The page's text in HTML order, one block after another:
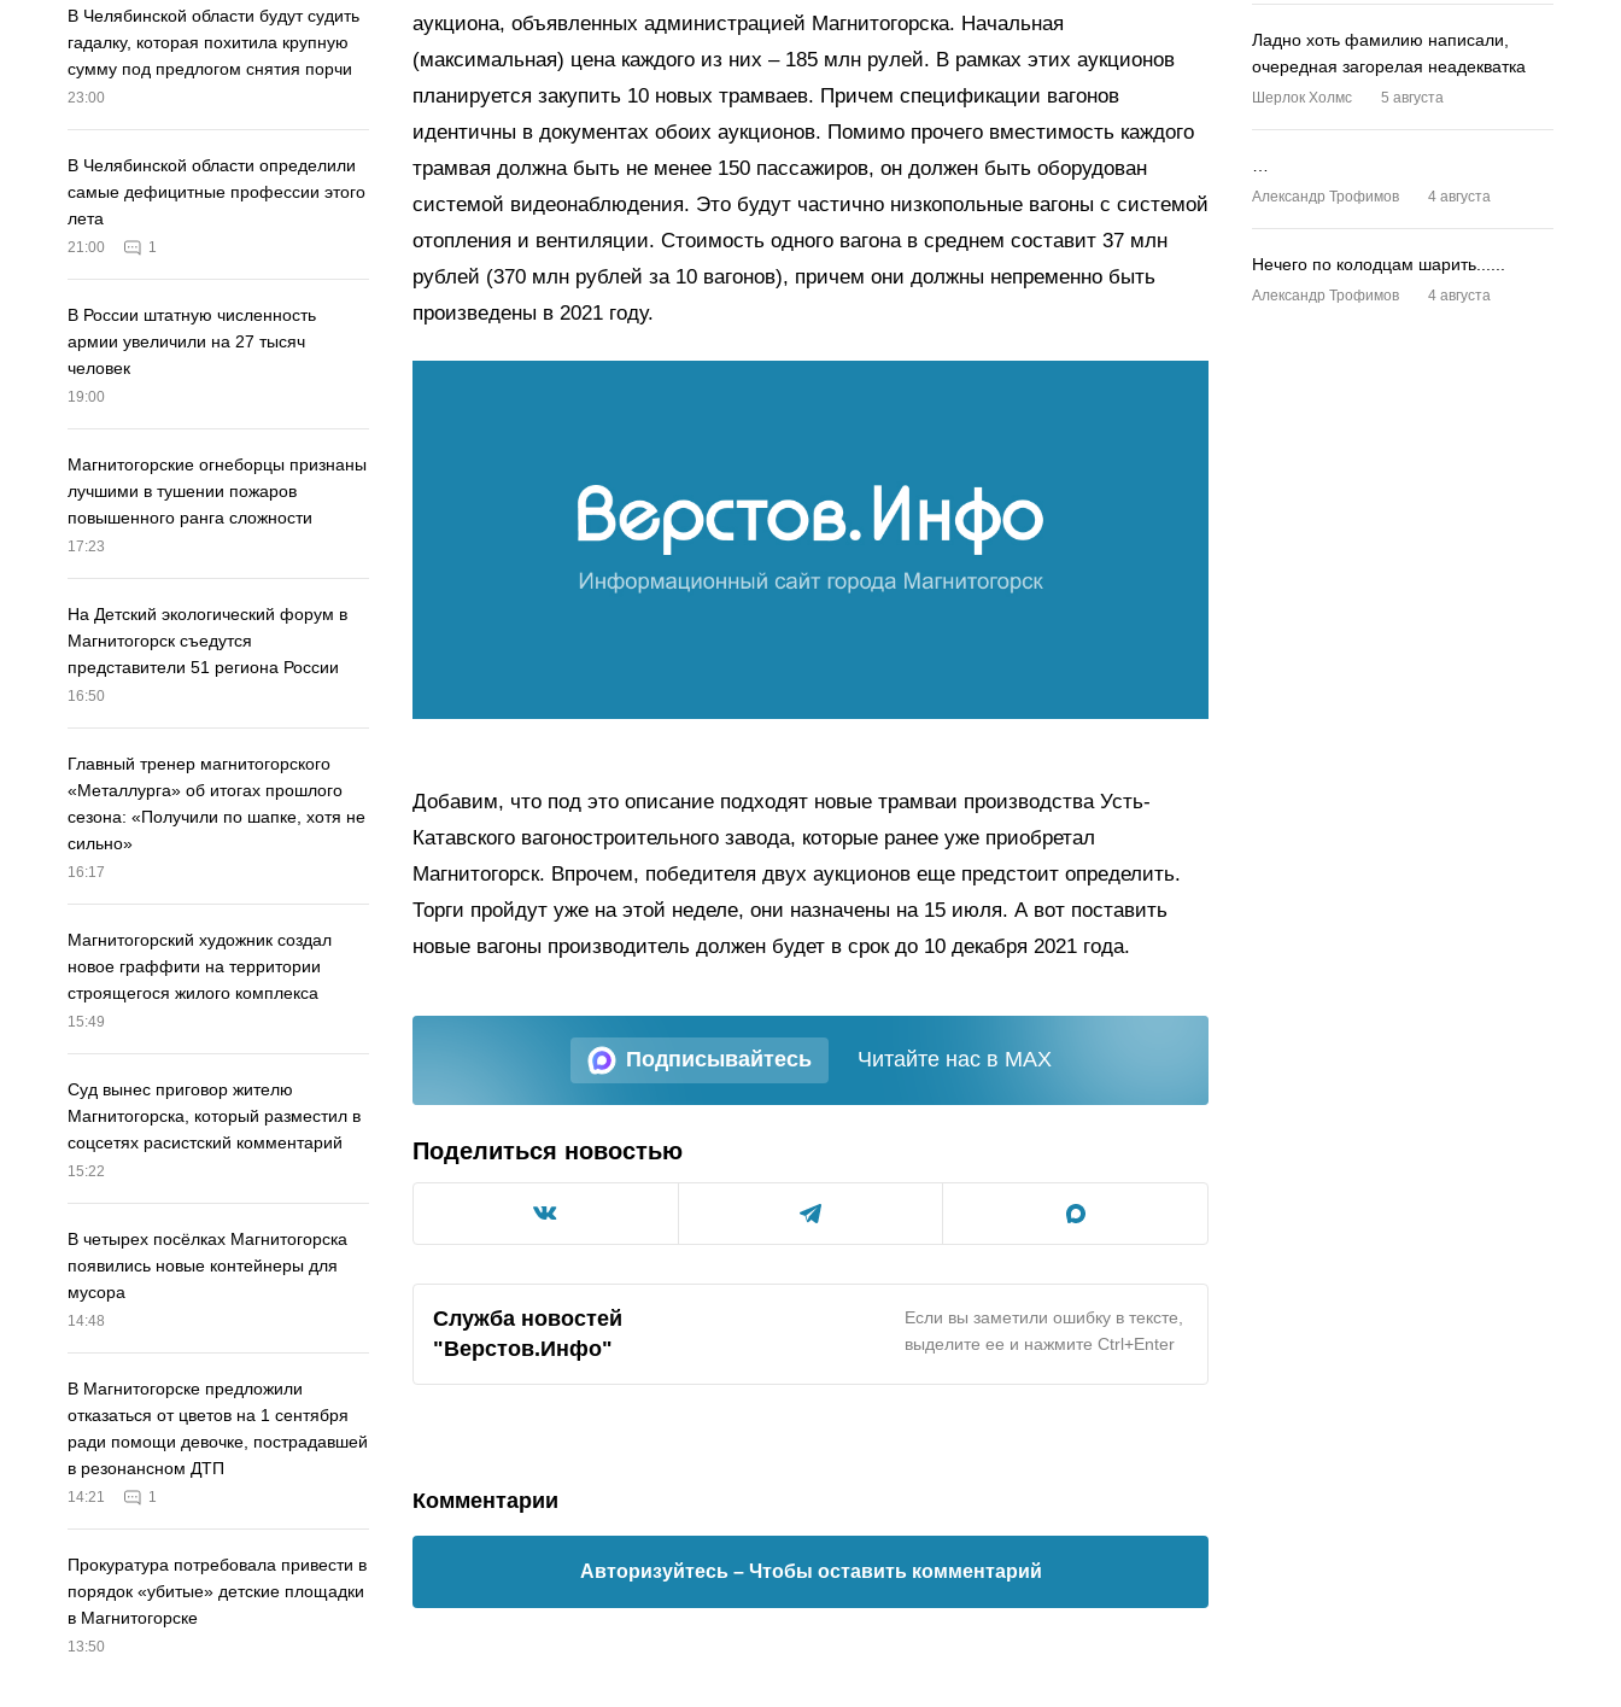
В Челябинской области будут судить
гадалку, которая похитила крупную
сумму под предлогом снятия порчи
23:00
В Челябинской области определили
самые дефицитные профессии этого
лета
21:00 1
В России штатную численность
армии увеличили на 27 тысяч
человек
19:00
Магнитогорские огнеборцы признаны
лучшими в тушении пожаров
повышенного ранга сложности
17:23
На Детский экологический форум в
Магнитогорск съедутся
представители 51 региона России
16:50
Главный тренер магнитогорского
«Металлурга» об итогах прошлого
сезона: «Получили по шапке, хотя не
сильно»
16:17
Магнитогорский художник создал
новое граффити на территории
строящегося жилого комплекса
15:49
Суд вынес приговор жителю
Магнитогорска, который разместил в
соцсетях расистский комментарий
15:22
В четырех посёлках Магнитогорска
появились новые контейнеры для
мусора
14:48
В Магнитогорске предложили
отказаться от цветов на 1 сентября
ради помощи девочке, пострадавшей
в резонансном ДТП
14:21 1
Прокуратура потребовала привести в
порядок «убитые» детские площадки
в Магнитогорске
13:50
аукциона, объявленных администрацией Магнитогорска. Начальная
(максимальная) цена каждого из них – 185 млн рулей. В рамках этих аукционов
планируется закупить 10 новых трамваев. Причем спецификации вагонов
идентичны в документах обоих аукционов. Помимо прочего вместимость каждого
трамвая должна быть не менее 150 пассажиров, он должен быть оборудован
системой видеонаблюдения. Это будут частично низкопольные вагоны с системой
отопления и вентиляции. Стоимость одного вагона в среднем составит 37 млн
рублей (370 млн рублей за 10 вагонов), причем они должны непременно быть
произведены в 2021 году.
Добавим, что под это описание подходят новые трамваи производства Усть-
Катавского вагоностроительного завода, которые ранее уже приобретал
Магнитогорск. Впрочем, победителя двух аукционов еще предстоит определить.
Торги пройдут уже на этой неделе, они назначены на 15 июля. А вот поставить
новые вагоны производитель должен будет в срок до 10 декабря 2021 года.
Подписывайтесь Читайте нас в MAX
Поделиться новостью
Служба новостей
"Верстов.Инфо"
Если вы заметили ошибку в тексте,
выделите ее и нажмите Ctrl+Enter
Комментарии
Авторизуйтесь – Чтобы оставить комментарий
Ладно хоть фамилию написали,
очередная загорелая неадекватка
Шерлок Холмс 5 августа
Александр Трофимов 4 августа
Нечего по колодцам шарить......
Александр Трофимов 4 августа